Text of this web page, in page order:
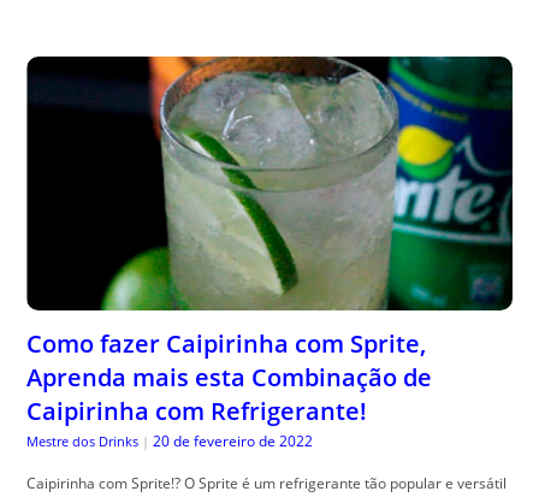
Como fazer Caipirinha com Sprite,
Aprenda mais esta Combinação de
Caipirinha com Refrigerante!
Mestre dos Drinks | 20 de fevereiro de 2022
Caipirinha com Sprite!? O Sprite é um refrigerante tão popular e versátil